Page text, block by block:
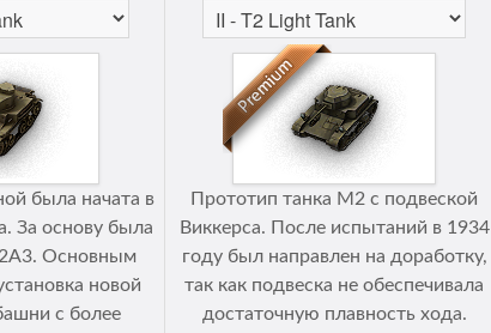
была начата в
За основу была
Основным
новой
с более
Прототип танка М2 с подвеской
Виккерса. После испытаний в 1934
году был направлен на доработку,
так как подвеска не обеспечивала
достаточную плавность хода.